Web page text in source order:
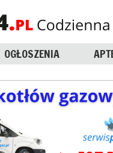
OGŁOSZENIA